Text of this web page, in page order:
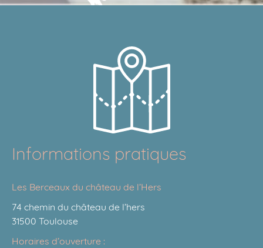
Informations pratiques
Les Berceaux du château de l’Hers
74 chemin du château de l’hers
31500 Toulouse
Horaires d’ouverture :